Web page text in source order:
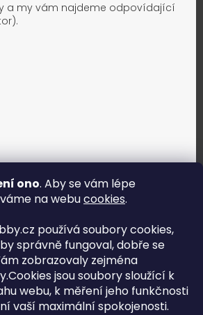
ono. Aby se vám lépe
na webucookies.
používá soubory cookies,
správně fungoval, dobře se
zobrazovaly zejména
jsou soubory sloužící k
webu, k měření jeho funkčnosti
vaší maximální spokojenosti.
a my vám najdeme odpovídající
vybrat správné servo?
správné servo